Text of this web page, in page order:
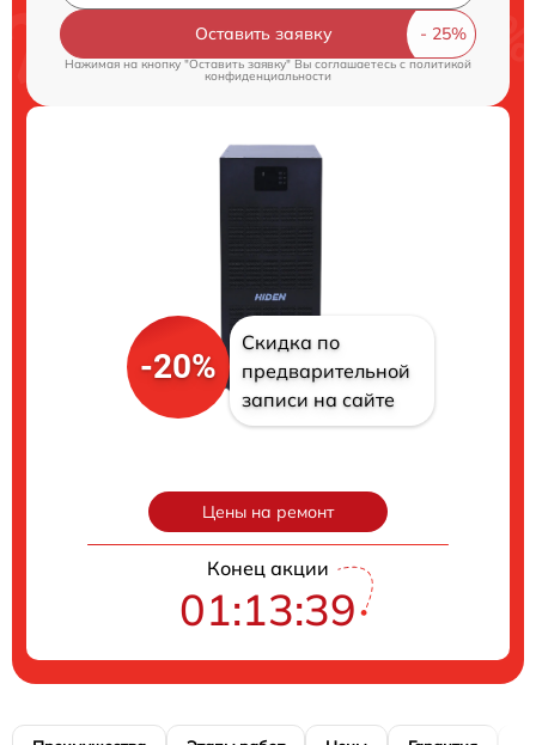
Оставить заявку
Нажимая на кнопку "Оставить заявку" Вы соглашаетесь c политикой
конфиденциальности
-20%
Скидка по
предварительной
записи на сайте
Цены на ремонт
Конец акции
01:13:38